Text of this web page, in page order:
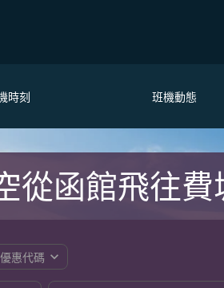
時刻 班機動態
從函館飛往費
優惠代碼 expand_more